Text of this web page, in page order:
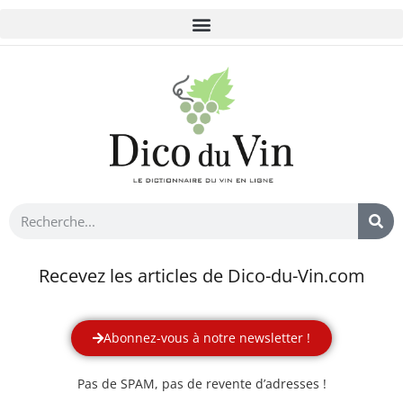
Recevez les articles de Dico-du-Vin.com
Abonnez-vous à notre newsletter !
Pas de SPAM, pas de revente d’adresses !